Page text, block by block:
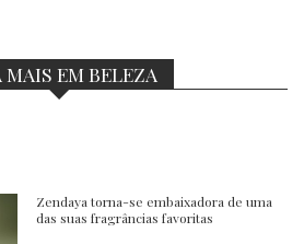
MAIS EM BELEZA
Zendaya torna-se embaixadora de uma
das suas fragrâncias favoritas